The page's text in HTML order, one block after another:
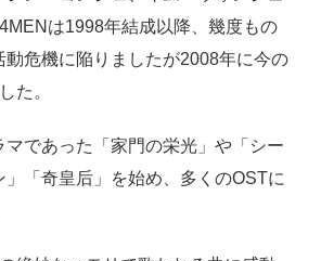
は1998年結成以降、幾度もの
動危機に陥りましたが2008年に今の
た。
マであった「家門の栄光」や「シー
」「奇皇后」を始め、多くのOSTに